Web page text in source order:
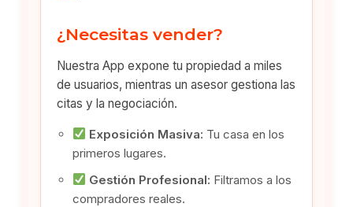
¿Necesitas vender?
Nuestra App expone tu propiedad a miles
de usuarios, mientras un asesor gestiona las
citas y la negociación.
Exposición Masiva: Tu casa en los
primeros lugares.
Gestión Profesional: Filtramos a los
compradores reales.